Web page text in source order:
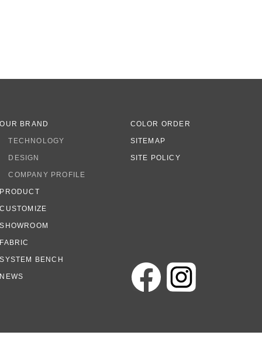
OUR BRAND
TECHNOLOGY
DESIGN
COMPANY PROFILE
PRODUCT
CUSTOMIZE
SHOWROOM
FABRIC
SYSTEM BENCH
NEWS
COLOR ORDER
SITEMAP
SITE POLICY